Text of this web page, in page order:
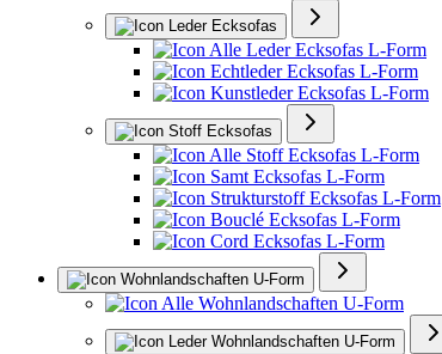
Leder Ecksofas
Alle Leder Ecksofas L-Form
Echtleder Ecksofas L-Form
Kunstleder Ecksofas L-Form
Stoff Ecksofas
Alle Stoff Ecksofas L-Form
Samt Ecksofas L-Form
Strukturstoff Ecksofas L-Form
Bouclé Ecksofas L-Form
Cord Ecksofas L-Form
Wohnlandschaften U-Form
Alle Wohnlandschaften U-Form
Leder Wohnlandschaften U-Form